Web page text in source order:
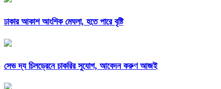
ঢাকার আকাশ আংশিক মেঘলা, হতে পারে বৃষ্টি
সেভ দ্য চিলড্রেনে চাকরির সুযোগ, আবেদন করুণ আজই